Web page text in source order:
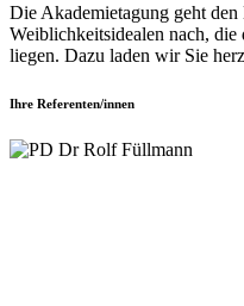
Die Akademietagung geht
Weiblichkeitsidealen nach,
liegen. Dazu laden wir Sie
Ihre Referenten/innen